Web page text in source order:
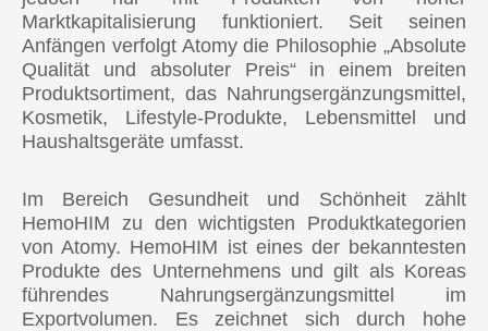
OZEANIEN
🇦🇺 Australien
🇳🇿 Neuseeland
Marktkapitalisierung funktioniert. Seit seinen
Anfängen verfolgt Atomy die Philosophie „Absolute
Qualität und absoluter Preis“ in einem breiten
Produktsortiment, das Nahrungsergänzungsmittel,
Kosmetik, Lifestyle-Produkte, Lebensmittel und
Haushaltsgeräte umfasst.
Im Bereich Gesundheit und Schönheit zählt
HemoHIM zu den wichtigsten Produktkategorien
von Atomy. HemoHIM ist eines der bekanntesten
Produkte des Unternehmens und gilt als Koreas
führendes Nahrungsergänzungsmittel im
Exportvolumen. Es zeichnet sich durch hohe